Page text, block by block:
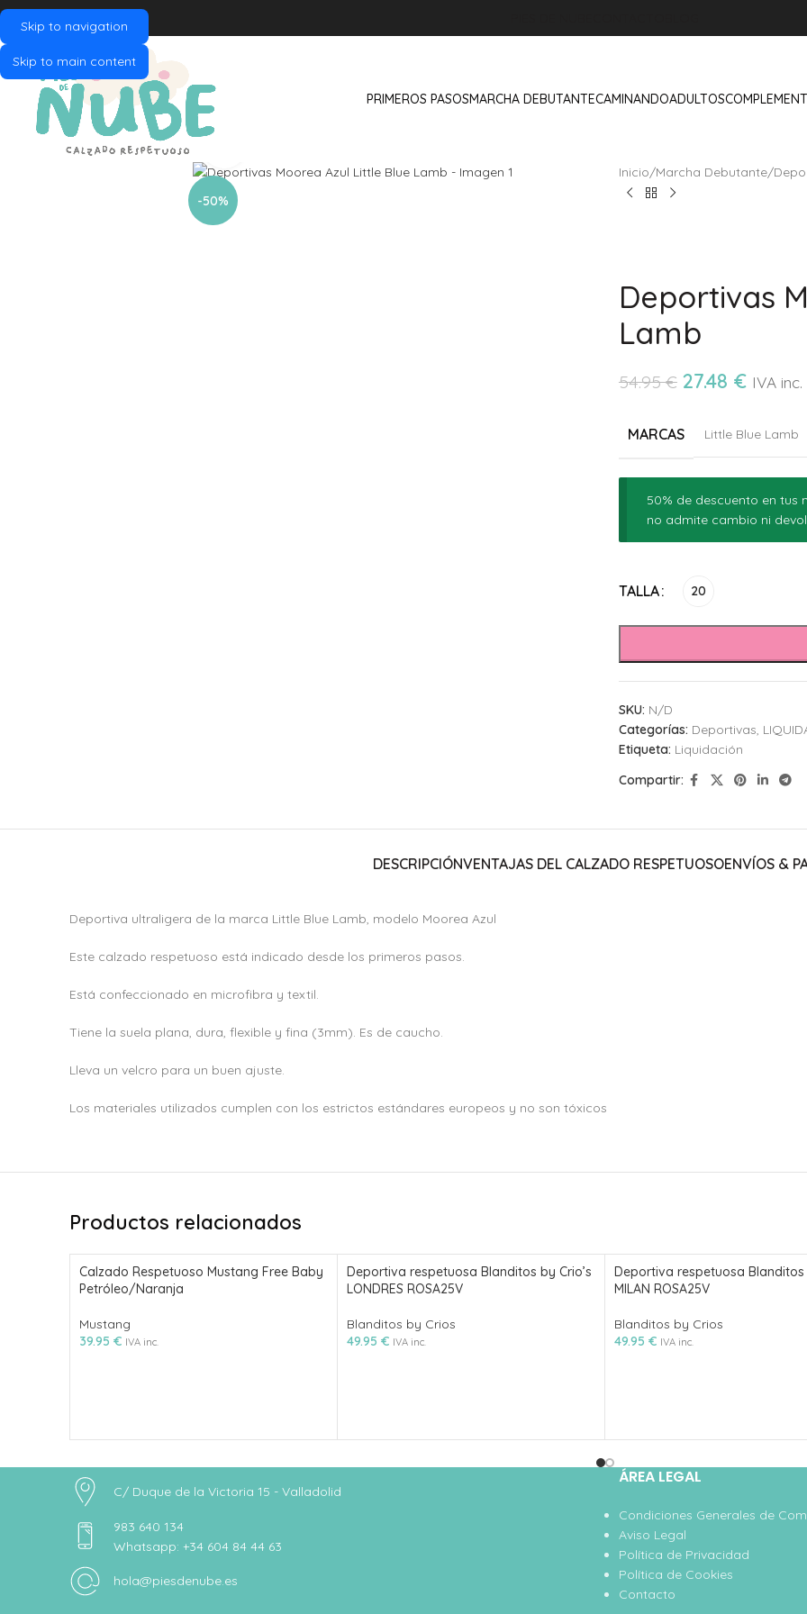
Skip to navigation
Skip to main content
PRIMEROS PASOSMARCHA DEBUTANTECAMINANDOADULTOS
-50%
Inicio/Marcha Debutante/
Deportivas
Lamb
54.95€ 27.48 € IVA inc.
MARCAS Little Blue Lamb
50% de descuento en
no admite cambio ni
TALLA 20
Alternative:
SKU: N/D
Categorías: Deportivas,
Etiqueta: Liquidación
Compartir:
DESCRIPCIÓNVENTAJAS DEL CALZADO RESPETUOSOENVÍOS &
Deportiva ultraligera de la marca Little Blue Lamb, modelo Moorea Azul
Este calzado respetuoso está indicado desde los primeros pasos.
Está confeccionado en microfibra y textil.
Tiene la suela plana, dura, flexible y fina (3mm). Es de caucho.
Lleva un velcro para un buen ajuste.
Los materiales utilizados cumplen con los estrictos estándares europeos y no son tóxicos
Productos relacionados
Calzado Respetuoso Mustang Free Baby
Petróleo/Naranja
Mustang
39.95 € IVA inc.
Deportiva respetuosa Blanditos by Crio’s
LONDRES ROSA25V
Blanditos by Crios
49.95 € IVA inc.
Deportiva respetuosa Blanditos
MILAN ROSA25V
Blanditos by Crios
49.95 € IVA inc.
C/ Duque de la Victoria 15 - Valladolid
983 640 134
Whatsapp: +34 604 84 44 63
hola@piesdenube.es
ÁREA LEGAL
Condiciones Generales de
Aviso Legal
Política de Privacidad
Política de Cookies
Contacto